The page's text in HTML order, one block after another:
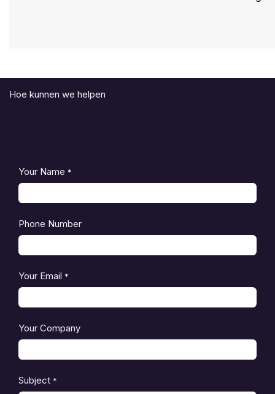
Hoe kunnen we helpen
Your Name *
Phone Number
Your Email *
Your Company
Subject *